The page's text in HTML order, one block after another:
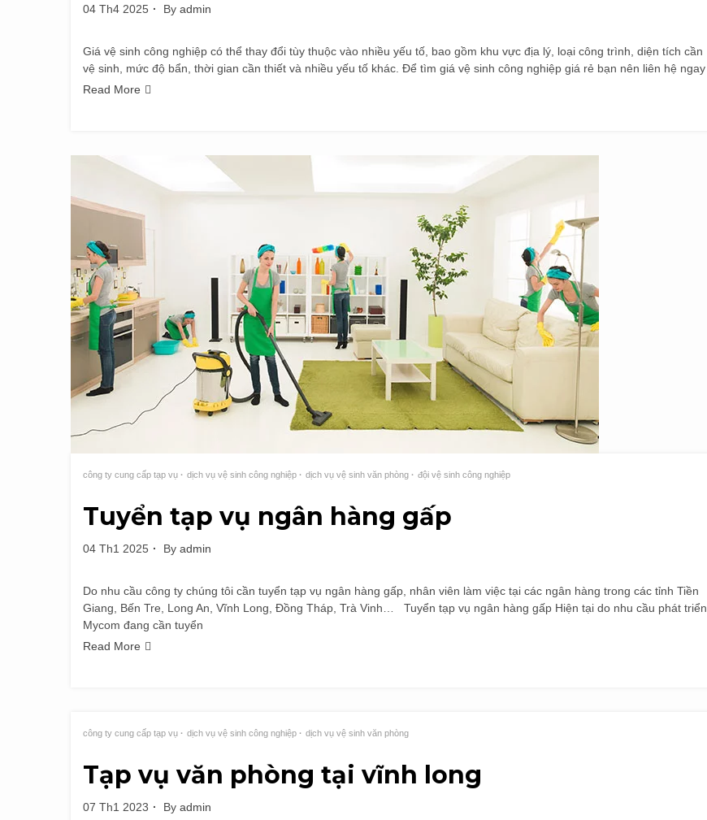
04 Th4 2025 By admin
Giá vệ sinh công nghiệp có thể thay đổi tùy thuộc vào nhiều yếu tố, bao gồm khu vực địa lý, loại công trình, diện tích cần
vệ sinh, mức độ bẩn, thời gian cần thiết và nhiều yếu tố khác. Để tìm giá vệ sinh công nghiệp giá rẻ bạn nên liên hệ ngay
Read More
công ty cung cấp tạp vụ dịch vụ vệ sinh công nghiệp dịch vụ vệ sinh văn phòng đội vệ sinh công nghiệp
Tuyển tạp vụ ngân hàng gấp
04 Th1 2025 By admin
Do nhu cầu công ty chúng tôi cần tuyển tạp vụ ngân hàng gấp, nhân viên làm việc tại các ngân hàng trong các tỉnh Tiền
Giang, Bến Tre, Long An, Vĩnh Long, Đồng Tháp, Trà Vinh… Tuyển tạp vụ ngân hàng gấp Hiện tại do nhu cầu phát triển,
Mycom đang cần tuyển
Read More
công ty cung cấp tạp vụ dịch vụ vệ sinh công nghiệp dịch vụ vệ sinh văn phòng
Tạp vụ văn phòng tại vĩnh long
07 Th1 2023 By admin